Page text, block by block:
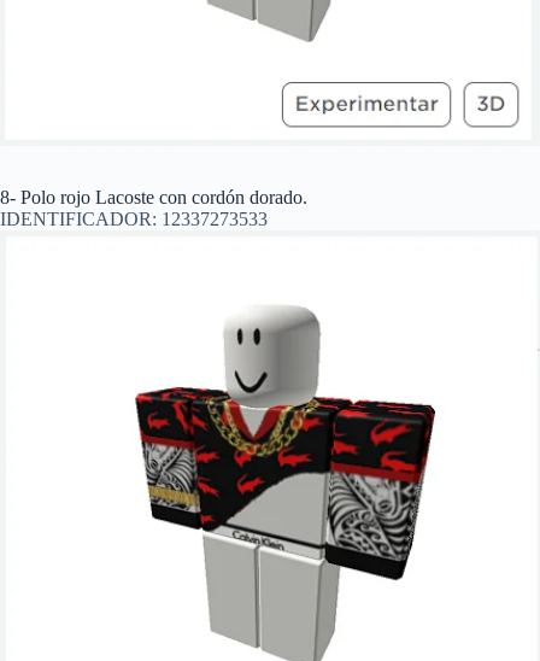
8- Polo rojo Lacoste con cordón dorado.
IDENTIFICADOR: 12337273533